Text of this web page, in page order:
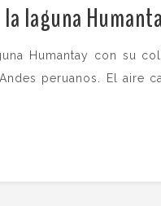
laguna
Humantay con su
peruanos. El aire